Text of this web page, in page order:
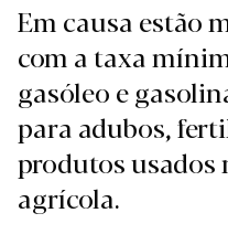
Em causa estão
com a taxa
gasóleo e
para adubos,
produtos usados
agrícola.